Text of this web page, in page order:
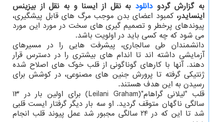
به گزارش گردو دانلود به نقل از ایسنا و به نقل از بیزینس
اینسایدر،کمبود اعضای بدن موجب مرگ های قابل پیشگیری،
پیوندهای پرخطر و تصمیم گیری های سخت در مورد این مورد
می شود که چه کسی باید در اولویت باشد.
دانشمندان طی سالجاری، پیشرفت هایی را در مسیرهای
آزمایشی داشته اند تا اندام های بیشتری را در دسترس قرار
دهند. آنها با کارهای گوناگونی از قلب خوک های اصلاح شده
ژنتیکی گرفته تا پرورش جنین های مصنوعی، در کوشش برای
رسیدن به این هدف هستند.
قلب "لیلانی گراهام"(Leilani Graham) برای اولین بار در ۱۳
سالگی ناگهان متوقف گردید. او سه بار دیگر گرفتار ایست قلبی
شد تا این که در ۲۴ سالگی مجبور شد عمل پیوند قلب انجام